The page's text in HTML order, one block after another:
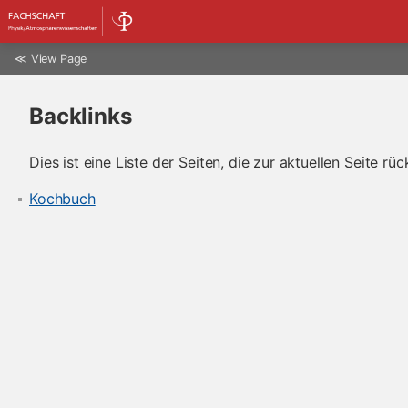
≪ View Page
Backlinks
Dies ist eine Liste der Seiten, die zur aktuellen Seite
Kochbuch